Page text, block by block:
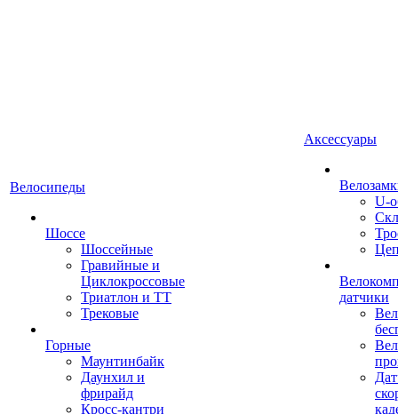
Велосипеды
Шоссе
Шоссейные
Гравийные и
Циклокроссовые
Триатлон и ТТ
Трековые
Горные
Маунтинбайк
Даунхил и
фрирайд
Кросс-кантри
Аксессуары
U-
датчики